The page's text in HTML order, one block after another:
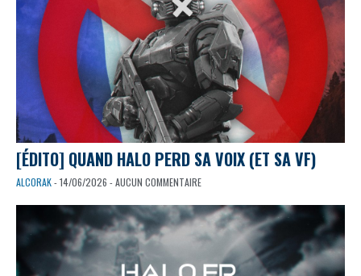
[ÉDITO] QUAND HALO PERD SA VOIX (ET SA VF)
ALCORAK- 14/06/2026 - AUCUN COMMENTAIRE